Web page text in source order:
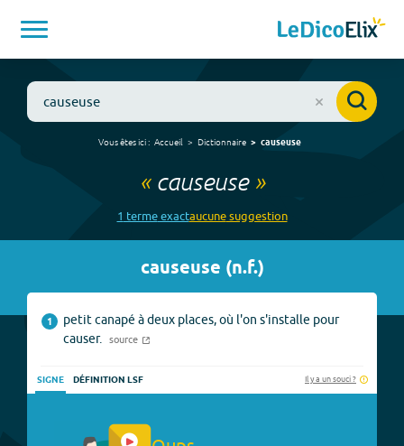
Vous êtes ici : Accueil Dictionnaire causeuse
« causeuse»
1 termeexactaucunesuggestion
causeuse (n.f.)
1
petit canapé à deux places, où l'on s'installe pour
causer.
source
SIGNE DÉFINITION LSF Il y a un souci ?